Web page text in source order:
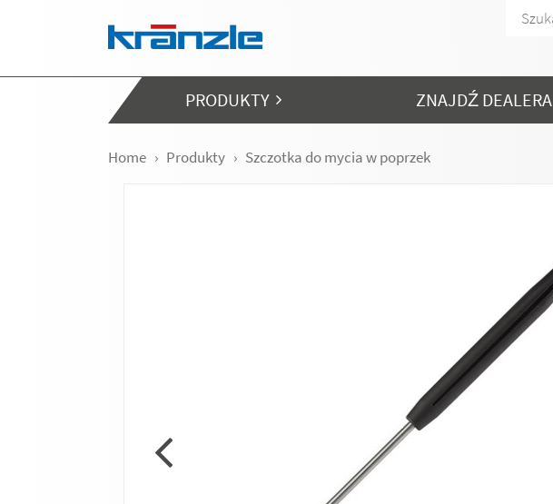
PRODUKTY ZNAJDŹ DEALERA
Home Produkty Szczotka do mycia w poprzek